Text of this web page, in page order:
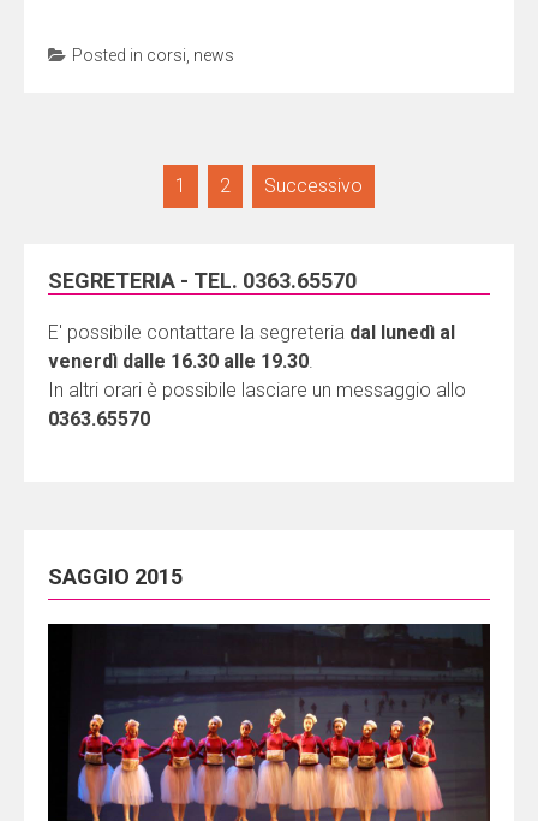
Posted in corsi news
1 2 Successivo
SEGRETERIA - TEL. 0363.65570
E' possibile contattare la segreteria dal lunedì al
venerdì dalle 16.30 alle 19.30.
In altri orari è possibile lasciare un messaggio allo
0363.65570
SAGGIO 2015